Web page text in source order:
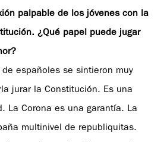
palpable de los jóvenes con la
¿Qué papel puede jugar
españoles se sintieron muy
jurar la Constitución. Es una
La Corona es una garantía. La
multinivel de republiquitas.